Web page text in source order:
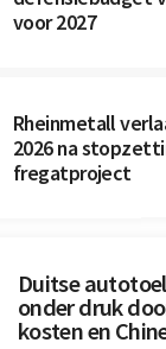
voor 2027
Rheinmetall
2026 na
fregatproject
Duitse
onder druk
kosten en